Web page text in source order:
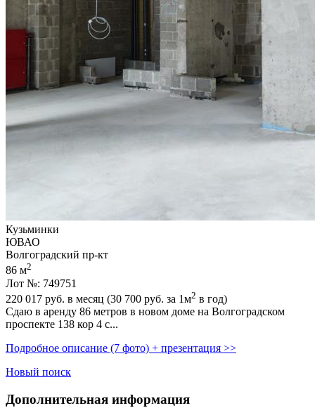
Кузьминки
ЮВАО
Волгоградский пр-кт
86 м2
Лот №: 749751
220 017 руб. в месяц (30 700 руб. за 1м2 в год)
Сдаю в аренду 86 метров в новом доме на Волгоградском
проспекте 138 кор 4 с...
Подробное описание (7 фото) + презентация >>
Новый поиск
Дополнительная информация